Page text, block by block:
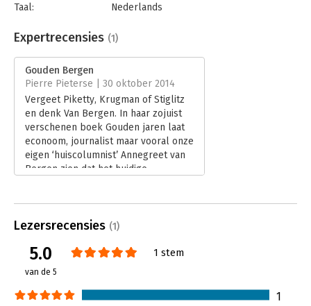
Wie had er in de jaren vijftig al gehoord van mondhygiëniste of
herkenbare anekdotes, scherpe observaties en schitterende
foto's. Het laat zien hoe compleet anders ons leven er een
halve eeuw geleden uitzag en dat we rijker zijn geworden dan
we ooit voor mogelijk hadden gehouden.
Taal:
Nederlands
Aantal pagina's:
352
Druk:
Verschijningsdatum:
14-1-2019
Hoofdrubriek: Algemeen management
Expertrecensies (1)
Gouden Bergen
Pierre Pieterse | 30 oktober 2014
Vergeet Piketty, Krugman of Stiglitz
en denk Van Bergen. In haar zojuist
verschenen boek Gouden jaren laat
econoom, journalist maar vooral onze
eigen ‘huiscolumnist’ Annegreet van
Bergen zien dat het huidige
Lezersrecensies (1)
5.0
van de 5
1 stem
1